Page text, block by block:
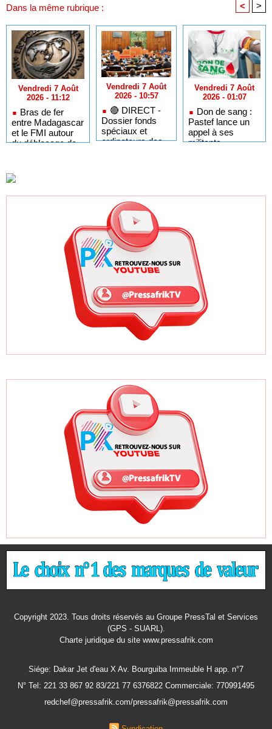
Dans la même rubrique : < >
Vendredi 7 Août
2026 - 11:12
Bras de fer
entre Madagascar
et le FMI autour
du déblocage de
Vendredi 7 Août
2026 - 10:57
🔴​ DIRECT -
Dossier fonds
spéciaux et
ordinateurs des
Vendredi 7 Août
2026 - 01:07
Don de sang :
Pastef lance un
appel à ses
militants,
Copyright 2023. Tous droits réservés au Groupe PressTal et Services
(GPS - SUARL).
Charte juridiquedu site www.pressafrik.com
Siége: Dakar Jet d'eau X Av. Bourguiba Immeuble H app. n°7
N° Tel: 221 33 867 92 83/221 77 6376822 Commerciale: 770991495
redchef@pressafrik.com/pressafrik@pressafrik.com